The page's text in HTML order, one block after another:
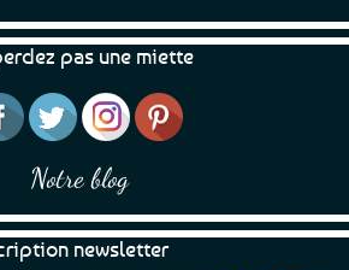
pas une miette
Notre blog
newsletter